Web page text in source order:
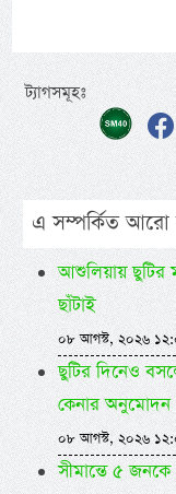
ট্যাগসমূহঃ
এ সম্পর্কিত আরো
আশুলিয়ায় ছুটির
ছাঁটাই
০৮ আগস্ট, ২০২৬
ছুটির দিনেও
কেনার অনুমোদন
০৮ আগস্ট, ২০২৬
সীমান্তে ৫ জনকে